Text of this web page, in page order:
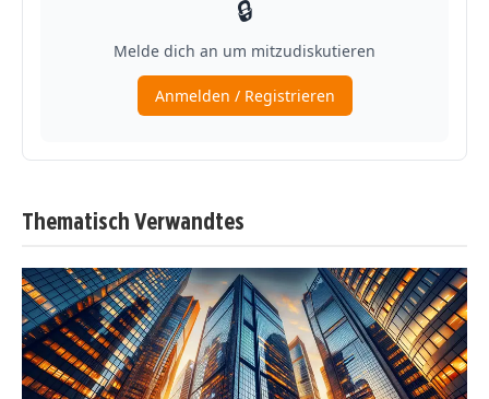
Thematisch Verwandtes